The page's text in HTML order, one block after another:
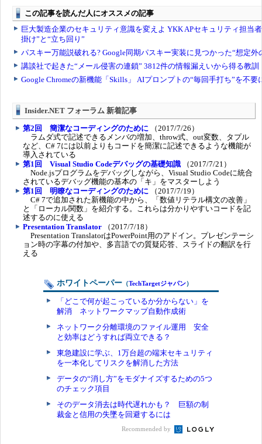
Insider.NET フォーラム 新着記事
第2回 簡潔なコーディングのために （2017/7/26）
ラムダ式で記述できるメンバの増加、throw式、out変数、タプル
など、C# 7には以前よりもコードを簡潔に記述できるような機能が
導入されている
第1回 Visual Studio Codeデバッグの基礎知識 （2017/7/21）
Node.jsプログラムをデバッグしながら、Visual Studio Codeに統合
されているデバッグ機能の基本の「キ」をマスターしよう
第1回 明瞭なコーディングのために （2017/7/19）
C# 7で追加された新機能の中から、「数値リテラル構文の改善」
と「ローカル関数」を紹介する。これらは分かりやすいコードを記
述するのに使える
Presentation Translator （2017/7/18）
Presentation TranslatorはPowerPoint用のアドイン。プレゼンテーシ
ョン時の字幕の付加や、多言語での質疑応答、スライドの翻訳を行
える
ホワイトペーパー （TechTargetジャパン）
「どこで何が起こっているか分からない」を
解消 ネットワークマップ自動作成術
ネットワーク分離環境のファイル運用 安全
と効率はどうすれば両立できる？
東急建設に学ぶ、1万台超の端末セキュリティ
を一本化してリスクを解消した方法
データの“消し方”をモダナイズするための5つ
のチェック項目
そのデータ消去は時代遅れかも？ 巨額の制
裁金と信用の失墜を回避するには
Recommended by